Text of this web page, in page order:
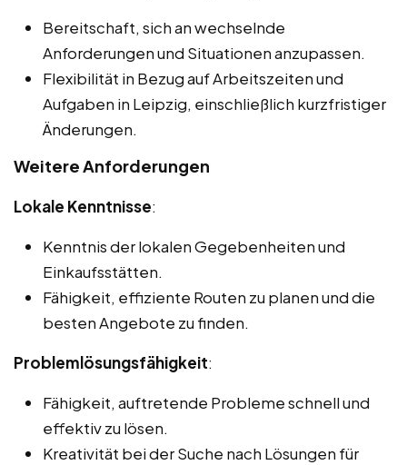
Bereitschaft, sich an wechselnde
Anforderungen und Situationen anzupassen.
Flexibilität in Bezug auf Arbeitszeiten und
Aufgaben in Leipzig, einschließlich kurzfristiger
Änderungen.
Weitere Anforderungen
Lokale Kenntnisse:
Kenntnis der lokalen Gegebenheiten und
Einkaufsstätten.
Fähigkeit, effiziente Routen zu planen und die
besten Angebote zu finden.
Problemlösungsfähigkeit:
Fähigkeit, auftretende Probleme schnell und
effektiv zu lösen.
Kreativität bei der Suche nach Lösungen für